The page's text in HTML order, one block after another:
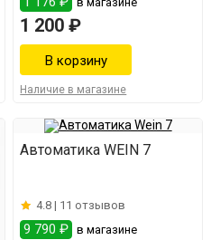
1 200 ₽
Наличие в магазине
Автоматика WEIN 7
4.8 | 11 отзывов
9 790 ₽ в магазине